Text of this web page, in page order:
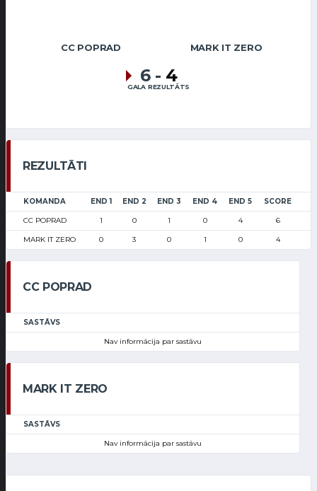
CC POPRAD MARK IT ZERO
6 - 4
GALA REZULTĀTS
REZULTĀTI
KOMANDA END 1 END 2 END 3 END 4 END 5 SCORE
CC POPRAD 1 0 1 0 4 6
MARK IT ZERO 0 3 0 1 0 4
CC POPRAD
SASTĀVS
Nav informācija par sastāvu
MARK IT ZERO
SASTĀVS
Nav informācija par sastāvu